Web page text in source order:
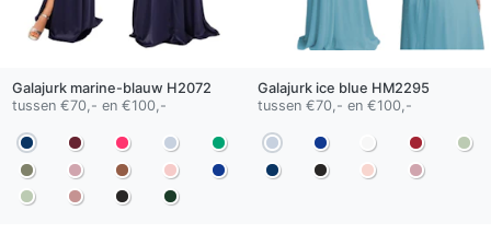
Galajurk marine-blauw H2072
tussen €70,- en €100,-
Galajurk ice blue HM2295
tussen €70,- en €100,-